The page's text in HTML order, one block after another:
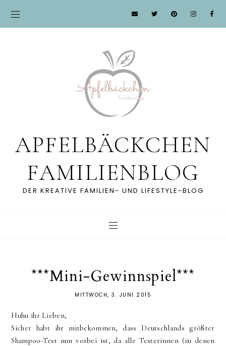
APFELBÄCKCHEN
FAMILIENBLOG
DER KREATIVE FAMILIEN- UND LIFESTYLE-BLOG
***Mini-Gewinnspiel***
MITTWOCH, 3. JUNI 2015
Huhu ihr Lieben,
Sicher habt ihr mitbekommen, dass Deutschlands größter
Shampoo-Test nun vorbei ist, da alle Testerinnen (zu denen